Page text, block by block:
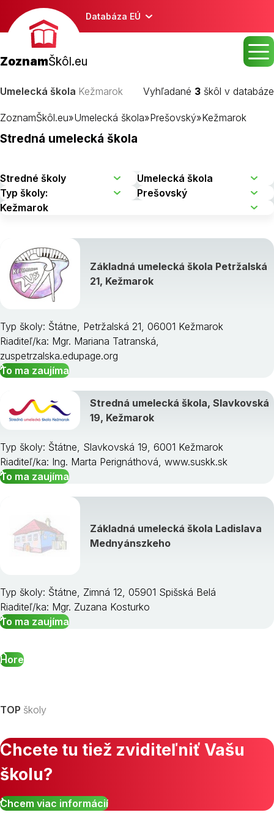
Databáza EÚ
ZoznamŠkôl.eu
Umelecká škola Kežmarok Vyhľadané 3 škôl v databáze
ZoznamŠkôl.eu»Umelecká škola»Prešovský»Kežmarok
Stredná umelecká škola
Základná umelecká škola Petržalská
21, Kežmarok
Typ školy: Štátne, Petržalská 21, 06001 Kežmarok
Riaditeľ/ka: Mgr. Mariana Tatranská,
zuspetrzalska.edupage.org
To ma zaujíma
Stredná umelecká škola, Slavkovská
19, Kežmarok
Typ školy: Štátne, Slavkovská 19, 6001 Kežmarok
Riaditeľ/ka: Ing. Marta Perignáthová, www.suskk.sk
To ma zaujíma
Základná umelecká škola Ladislava
Mednyánszkeho
Typ školy: Štátne, Zimná 12, 05901 Spišská Belá
Riaditeľ/ka: Mgr. Zuzana Kosturko
To ma zaujíma
Hore
TOP školy
Chcete tu tiež zviditeľniť Vašu
školu?
Chcem viac informácií